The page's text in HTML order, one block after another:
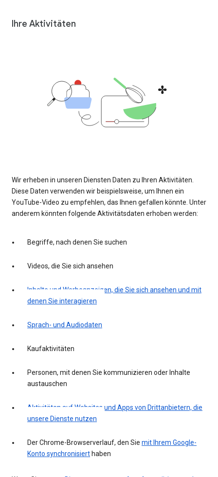
Ihre Aktivitäten
Wir erheben in unseren Diensten Daten zu Ihren Aktivitäten.
Diese Daten verwenden wir beispielsweise, um Ihnen ein
YouTube-Video zu empfehlen, das Ihnen gefallen könnte. Unter
anderem könnten folgende Aktivitätsdaten erhoben werden:
Begriffe, nach denen Sie suchen
Videos, die Sie sich ansehen
Inhalte und Werbeanzeigen, die Sie sich ansehen und mit
denen Sie interagieren
Sprach- und Audiodaten
Kaufaktivitäten
Personen, mit denen Sie kommunizieren oder Inhalte
austauschen
Aktivitäten auf Websites und Apps von Drittanbietern, die
unsere Dienste nutzen
Der Chrome-Browserverlauf, den Sie mit Ihrem Google-
Konto synchronisiert haben